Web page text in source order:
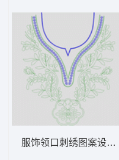
服饰领口刺绣图案设